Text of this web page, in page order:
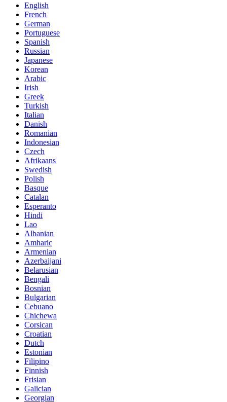
English
French
German
Portuguese
Spanish
Russian
Japanese
Korean
Arabic
Irish
Greek
Turkish
Italian
Danish
Romanian
Indonesian
Czech
Afrikaans
Swedish
Polish
Basque
Catalan
Esperanto
Hindi
Lao
Albanian
Amharic
Armenian
Azerbaijani
Belarusian
Bengali
Bosnian
Bulgarian
Cebuano
Chichewa
Corsican
Croatian
Dutch
Estonian
Filipino
Finnish
Frisian
Galician
Georgian